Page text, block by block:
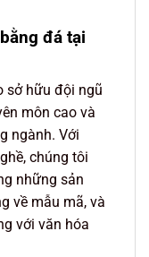
đá tại
sở hữu đội ngũ
môn cao và
ngành. Với
chúng tôi
những sản
về mẫu mã, và
với văn hóa